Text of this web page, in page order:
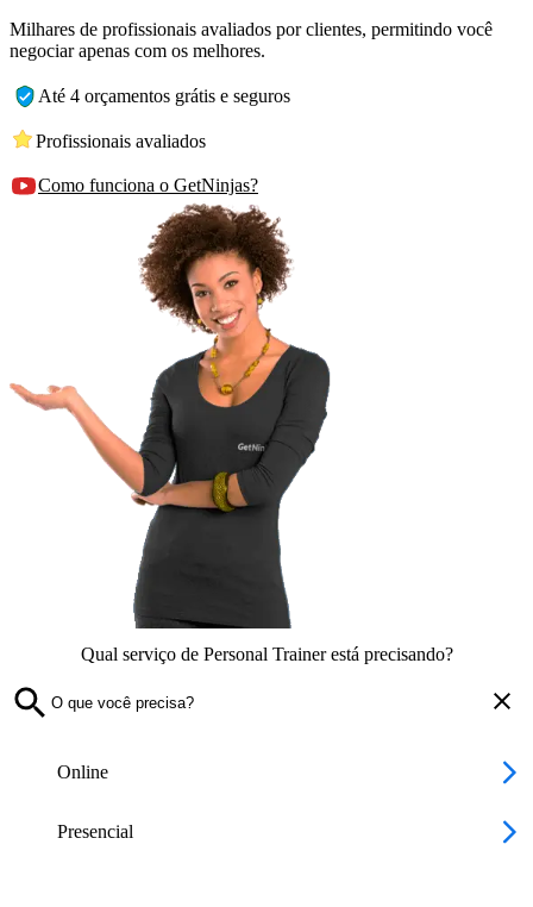
Milhares de profissionais avaliados por clientes, permitindo você
negociar apenas com os melhores.
Até 4 orçamentos grátis e seguros
Profissionais avaliados
Como funciona o GetNinjas?
Qual serviço de Personal Trainer está precisando?
Online
Presencial